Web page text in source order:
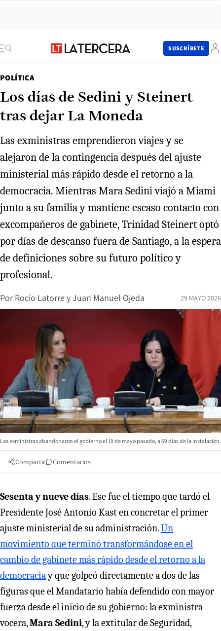
SUSCRÍBETE
POLÍTICA
Los días de Sedini y Steinert
tras dejar La Moneda
Las exministras emprendieron viajes y se
alejaron de la contingencia después del ajuste
ministerial más rápido desde el retorno a la
democracia. Mientras Mara Sedini viajó a Miami
junto a su familia y mantiene escaso contacto con
excompañeros de gabinete, Trinidad Steinert optó
por días de descanso fuera de Santiago, a la espera
de definiciones sobre su futuro político y
profesional.
Por Rocío LatorreyJuan Manuel Ojeda 29 MAYO 2026
Las exministras abandonaron el gobierno el 19 de mayo pasado, a 69 días de la instalación.
Compartir Comentarios
Sesenta y nueve días. Ese fue el tiempo que tardó el
Presidente José Antonio Kast en concretar el primer
ajuste ministerial de su administración.Un
movimiento que terminó transformándose en el
cambio de gabinete más rápido desde el retorno a la
democraciay que golpeó directamente a dos de las
figuras que el Mandatario había defendido con mayor
fuerza desde el inicio de su gobierno: la exministra
vocera,Mara Sedini, y la extitular de Seguridad,